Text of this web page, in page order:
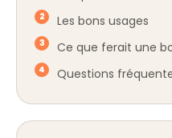
Les bons usages
Ce que ferait une
Questions